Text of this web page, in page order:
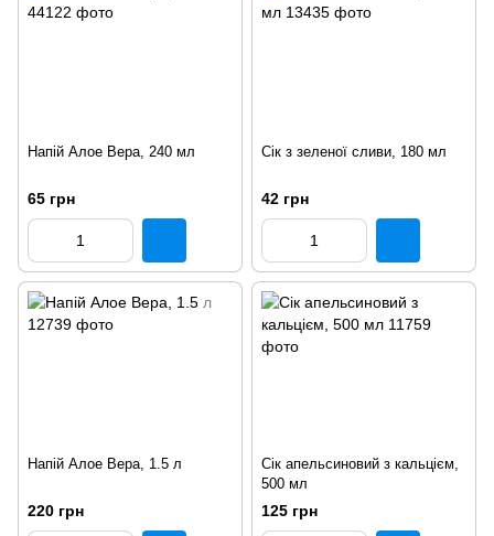
Напій Алое Вера, 240 мл
65 грн
Сік з зеленої сливи, 180 мл
42 грн
Напій Алое Вера, 1.5 л
220 грн
Сік апельсиновий з кальцієм,
500 мл
125 грн